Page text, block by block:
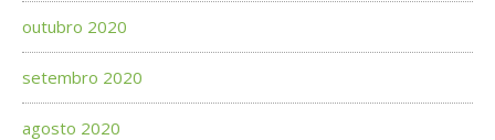
outubro 2020
setembro 2020
agosto 2020